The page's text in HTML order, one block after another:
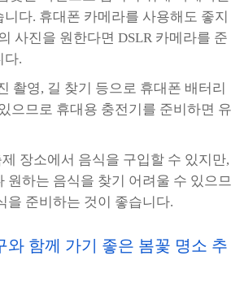
다. 휴대폰 카메라를 사용해도 좋지
사진을 원한다면 DSLR 카메라를 준
다.
촬영, 길 찾기 등으로 휴대폰 배터리
으므로 휴대용 충전기를 준비하면 유
제 장소에서 음식을 구입할 수 있지만,
원하는 음식을 찾기 어려울 수 있으므
을 준비하는 것이 좋습니다.
와 함께 가기 좋은 봄꽃 명소 추